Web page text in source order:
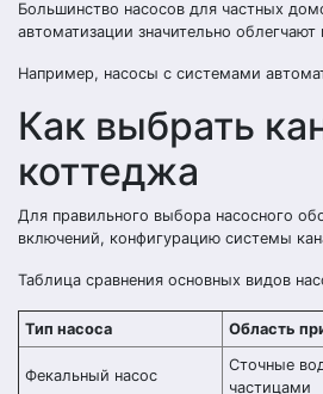
Большинство насосов для частных
автоматизации значительно
Например, насосы с системами
Как выбрать
коттеджа
Для правильного выбора насосного
включений, конфигурацию системы
Таблица сравнения основных видов
Тип насоса Область
Фекальный насос
Сточные
частицами